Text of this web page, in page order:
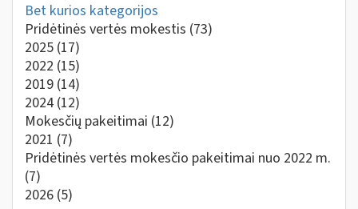
Bet kurios kategorijos
Pridėtinės vertės mokestis (73)
2025 (17)
2022 (15)
2019 (14)
2024 (12)
Mokesčių pakeitimai (12)
2021 (7)
Pridėtinės vertės mokesčio pakeitimai nuo 2022 m.
(7)
2026 (5)